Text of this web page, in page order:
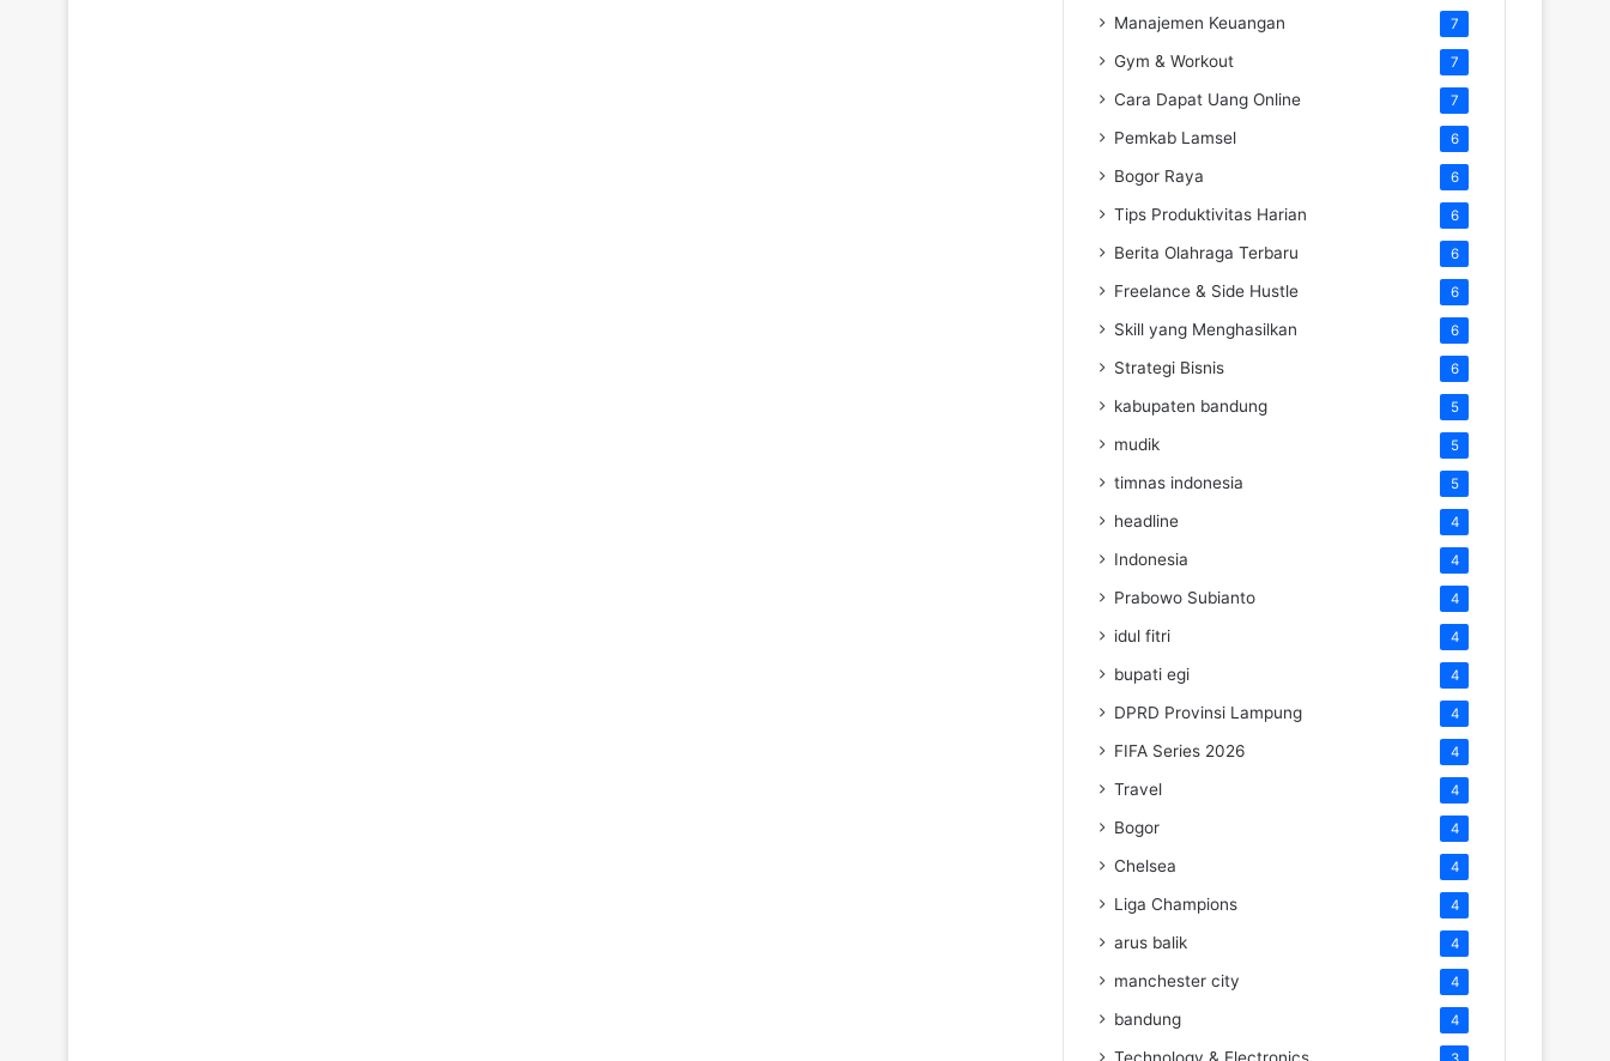
Manajemen Keuangan 7
Gym & Workout 7
Cara Dapat Uang Online 7
Pemkab Lamsel 6
Bogor Raya 6
Tips Produktivitas Harian 6
Berita Olahraga Terbaru 6
Freelance & Side Hustle 6
Skill yang Menghasilkan 6
Strategi Bisnis 6
kabupaten bandung 5
mudik 5
timnas indonesia 5
headline 4
Indonesia 4
Prabowo Subianto 4
idul fitri 4
bupati egi 4
DPRD Provinsi Lampung 4
FIFA Series 2026 4
Travel 4
Bogor 4
Chelsea 4
Liga Champions 4
arus balik 4
manchester city 4
bandung 4
Technology & Electronics